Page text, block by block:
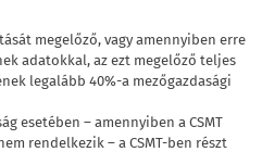
megelőző, vagy amennyiben erre
adatokkal, az ezt megelőző teljes
legalább 40%-a mezőgazdasági
esetében – amennyiben a CSMT
rendelkezik – a CSMT-ben részt